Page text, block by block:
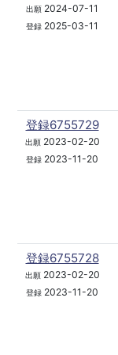
出願 2024-07-11
登録 2025-03-11
登録6755729
出願2023-02-20
登録 2023-11-20
登録6755728
出願2023-02-20
登録 2023-11-20